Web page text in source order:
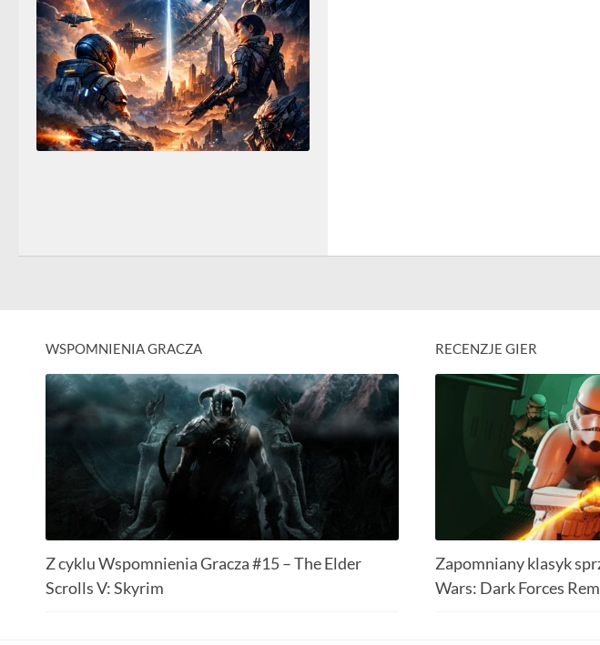
WSPOMNIENIA GRACZA
Z cyklu Wspomnienia Gracza #15 – The Elder
Scrolls V: Skyrim
RECENZJE GIER
Zapomniany klasyk
Wars: Dark Forces